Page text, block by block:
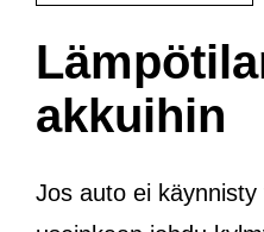
akkuihin
Jos auto ei